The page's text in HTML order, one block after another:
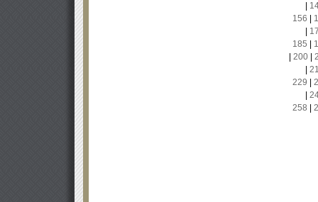
156
185
200|
229
258